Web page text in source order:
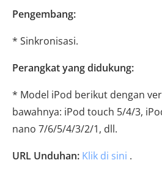
Pengembang:
* Sinkronisasi.
Perangkat yang didukung:
* Model iPod berikut dengan
bawahnya: iPod touch 5/4/3,
nano 7/6/5/4/3/2/1, dll.
URL Unduhan: Klik di sini .